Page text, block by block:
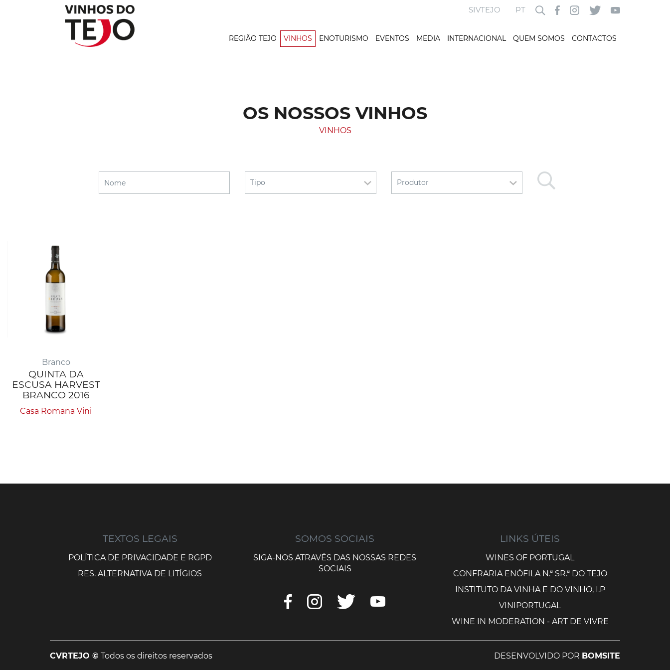
SIVTEJO PT
REGIÃO TEJO VINHOS ENOTURISMO EVENTOS MEDIA INTERNACIONAL QUEM SOMOS CONTACTOS
OS NOSSOS VINHOS
VINHOS
Branco
QUINTA DA
ESCUSA HARVEST
BRANCO 2016
Casa Romana Vini
TEXTOS LEGAIS
POLÍTICA DE PRIVACIDADE E RGPD
RES. ALTERNATIVA DE LITÍGIOS
SOMOS SOCIAIS
SIGA-NOS ATRAVÉS DAS NOSSAS REDES
SOCIAIS
LINKS ÚTEIS
WINES OF PORTUGAL
CONFRARIA ENÓFILA N.ª SR.ª DO TEJO
INSTITUTO DA VINHA E DO VINHO, I.P
VINIPORTUGAL
WINE IN MODERATION - ART DE VIVRE
CVRTEJO © Todos os direitos reservados DESENVOLVIDO POR BOMSITE